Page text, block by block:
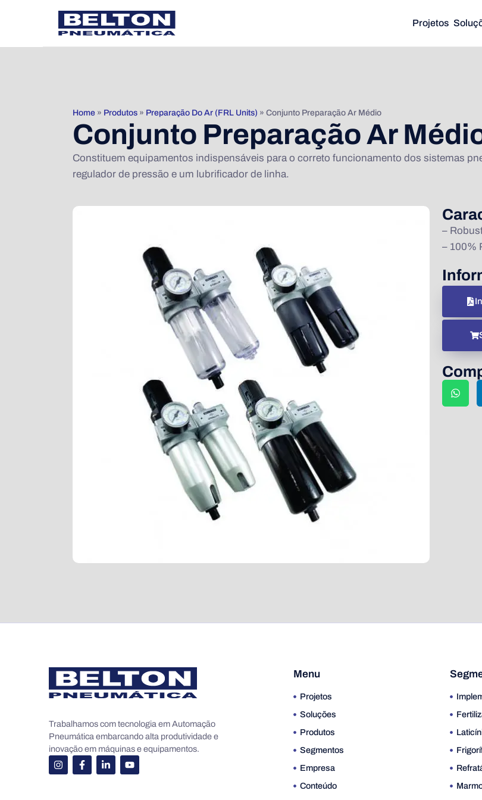
Projetos
Home » Produtos » Preparação Do Ar (FRL Units) » Conjunto Preparação Ar Médio
Conjunto Preparação Ar
Constituem equipamentos indispensáveis para o correto funcionamento dos sistemas
regulador de pressão e um lubrificador de linha.
–
– 100%
Trabalhamos com tecnologia em Automação
Pneumática embarcando alta produtividade e
inovação em máquinas e equipamentos.
Menu
Projetos
Soluções
Produtos
Segmentos
Empresa
Conteúdo